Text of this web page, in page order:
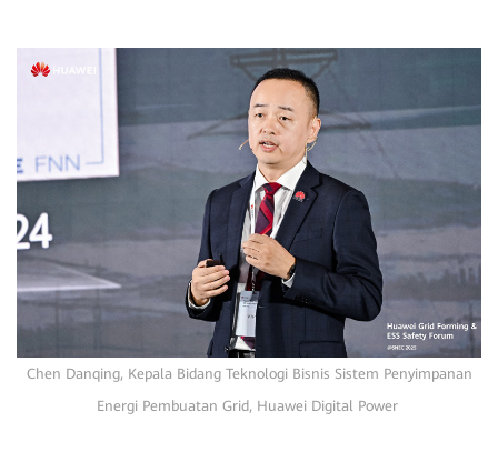
Chen Danqing, Kepala Bidang Teknologi Bisnis Sistem Penyimpanan
Energi Pembuatan Grid, Huawei Digital Power